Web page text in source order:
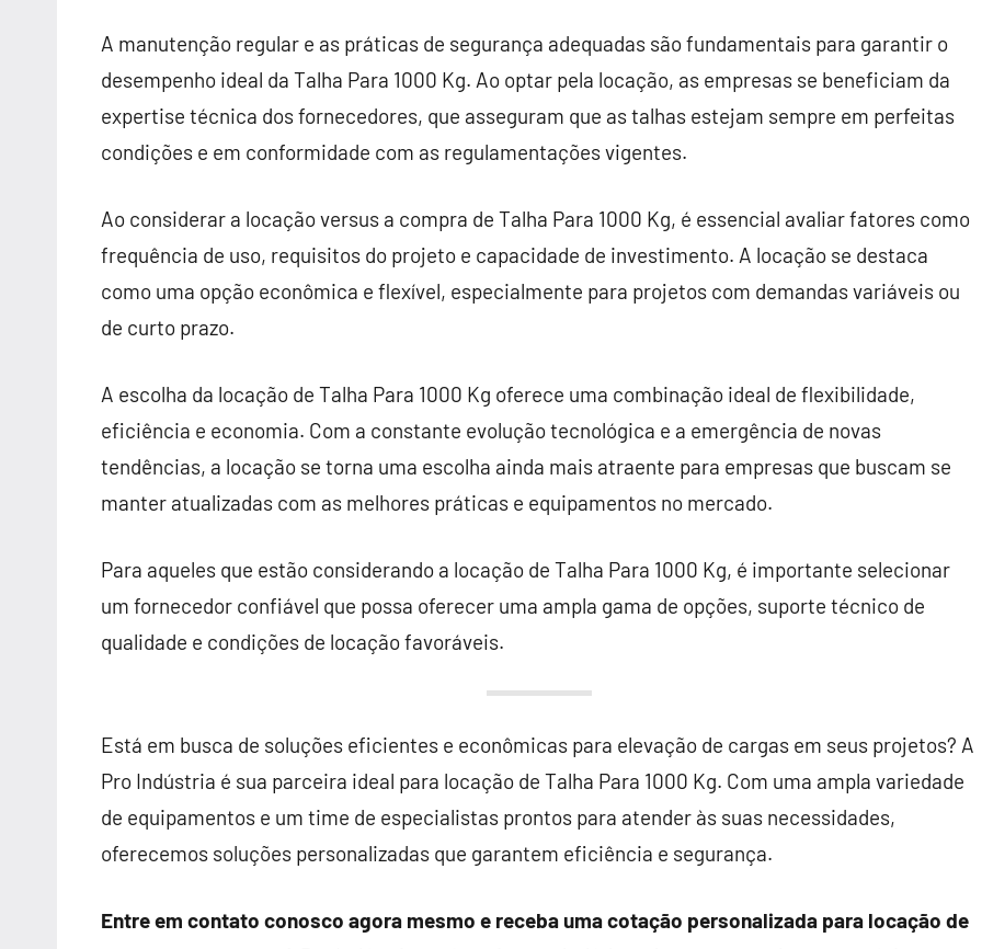
A manutenção regular e as práticas de segurança adequadas são fundamentais para garantir o
desempenho ideal da Talha Para 1000 Kg. Ao optar pela locação, as empresas se beneficiam da
expertise técnica dos fornecedores, que asseguram que as talhas estejam sempre em perfeitas
condições e em conformidade com as regulamentações vigentes.
Ao considerar a locação versus a compra de Talha Para 1000 Kg, é essencial avaliar fatores como
frequência de uso, requisitos do projeto e capacidade de investimento. A locação se destaca
como uma opção econômica e flexível, especialmente para projetos com demandas variáveis ou
de curto prazo.
A escolha da locação de Talha Para 1000 Kg oferece uma combinação ideal de flexibilidade,
eficiência e economia. Com a constante evolução tecnológica e a emergência de novas
tendências, a locação se torna uma escolha ainda mais atraente para empresas que buscam se
manter atualizadas com as melhores práticas e equipamentos no mercado.
Para aqueles que estão considerando a locação de Talha Para 1000 Kg, é importante selecionar
um fornecedor confiável que possa oferecer uma ampla gama de opções, suporte técnico de
qualidade e condições de locação favoráveis.
Está em busca de soluções eficientes e econômicas para elevação de cargas em seus projetos? A
Pro Indústria é sua parceira ideal para locação de Talha Para 1000 Kg. Com uma ampla variedade
de equipamentos e um time de especialistas prontos para atender às suas necessidades,
oferecemos soluções personalizadas que garantem eficiência e segurança.
Entre em contato conosco agora mesmo e receba uma cotação personalizada para locação de